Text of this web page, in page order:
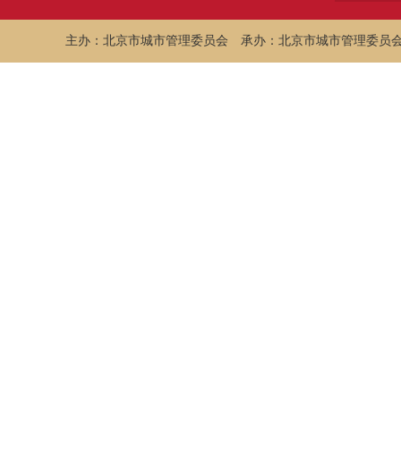
主办：北京市城市管理委员会 承办：北京市城市管理委员